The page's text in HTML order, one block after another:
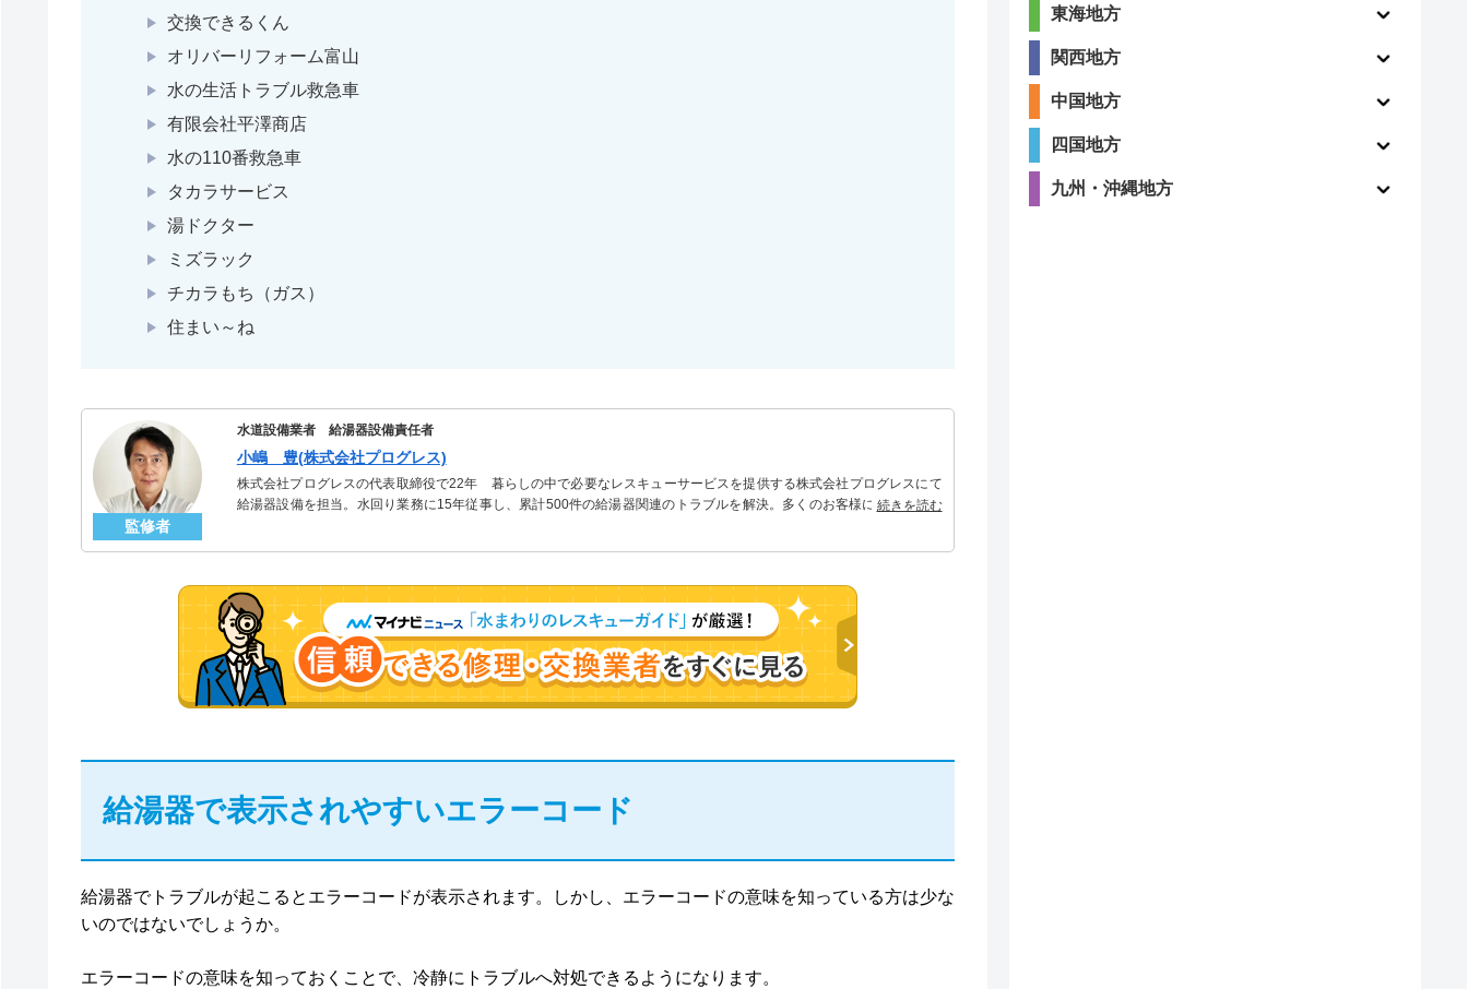
交換できるくん
オリバーリフォーム富山
水の生活トラブル救急車
有限会社平澤商店
水の110番救急車
タカラサービス
湯ドクター
ミズラック
チカラもち（ガス）
住まい～ね
監修者
水道設備業者 給湯器設備責任者
小嶋 豊(株式会社プログレス)
株式会社プログレスの代表取締役で22年 暮らしの中で必要なレスキューサービスを提供する株式会社プログレスにて
給湯器設備を担当。水回り業務に15年従事し、累計500件の給湯器関連のトラブルを解決。多くのお客様に信頼される
続きを読む
給湯器で表示されやすいエラーコード
給湯器でトラブルが起こるとエラーコードが表示されます。しかし、エラーコードの意味を知っている方は少な
いのではないでしょうか。
エラーコードの意味を知っておくことで、冷静にトラブルへ対処できるようになります。
東海地方
関西地方
中国地方
四国地方
九州・沖縄地方